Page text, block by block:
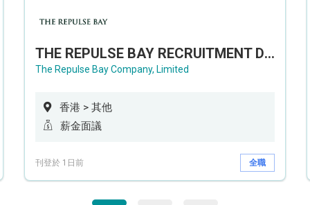
THE REPULSE BAY RECRUITMENT DAY 淺水灣影灣園人才招聘會
The Repulse Bay Company, Limited
香港 > 其他
薪金面議
刊登於 1日前 全職